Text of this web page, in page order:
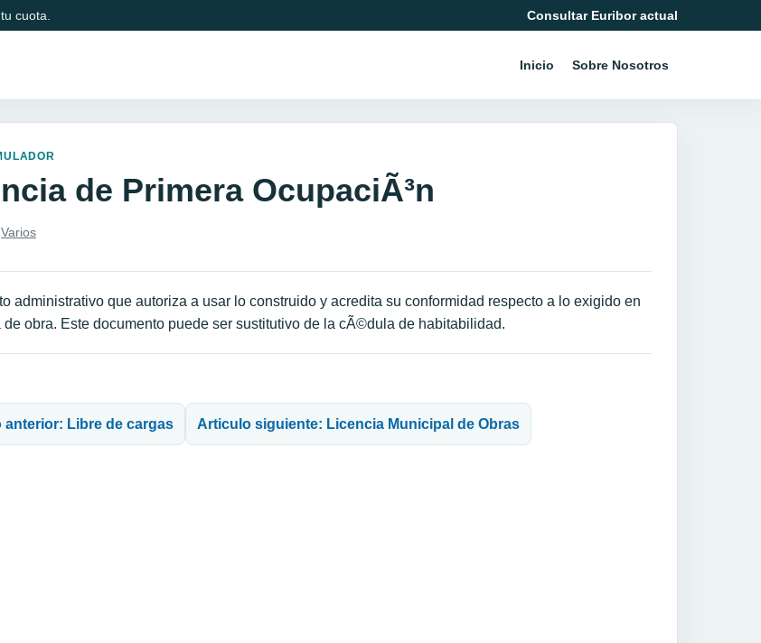
cuota. Consultar Euribor actual
Inicio Sobre Nosotros
de Primera OcupaciÃ³n
Varios
administrativo que autoriza a usar lo construido y acredita su conformidad respecto a lo exigido en
de obra. Este documento puede ser sustitutivo de la cÃ©dula de habitabilidad.
anterior: Libre de cargas Articulo siguiente: Licencia Municipal de Obras